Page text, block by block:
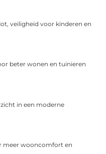
veiligheid voor kinderen en
beter wonen en tuinieren
in een moderne
meer wooncomfort en